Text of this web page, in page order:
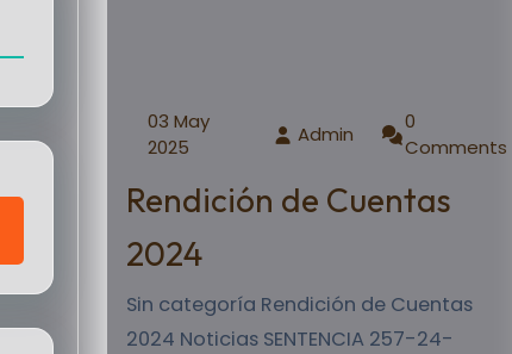
03 May
2025
Admin
0
Comments
Rendición de Cuentas
2024
Sin categoría Rendición de Cuentas
2024 Noticias SENTENCIA 257-24-